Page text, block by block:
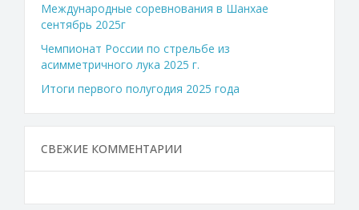
Международные соревнования в Шанхае
сентябрь 2025г
Чемпионат России по стрельбе из
асимметричного лука 2025 г.
Итоги первого полугодия 2025 года
СВЕЖИЕ КОММЕНТАРИИ